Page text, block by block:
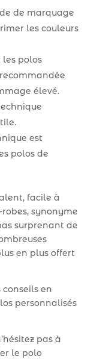
de marquage
les couleurs
les polos
élevé.
est
polos de
facile à
synonyme
surprenant de
en plus offert
en
personnalisés
pas à
le polo